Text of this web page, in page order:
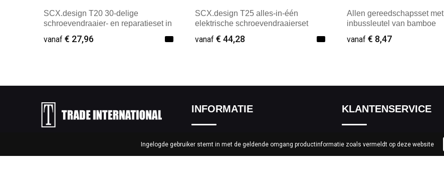
SCX.design T20 30-delige
schroevendraaier- en reparatieset in
vanaf € 27,96
SCX.design T25 alles-in-één
elektrische schroevendraaierset
vanaf€ 44,28
Allen gereedschapsset met
inbussleutel van bamboe
vanaf € 8,47
Elzenstraat 54, 2381 Weelde –
INFORMATIE
Over ons
KLANTENSERVICE
Contact
Ingelogde gebruiker stemt in met de geldende omgang productinformatie zoals vermeldt op deze website